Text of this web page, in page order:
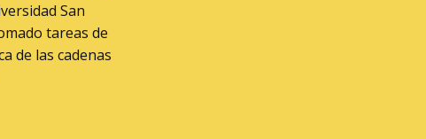
San
tareas de
de las cadenas